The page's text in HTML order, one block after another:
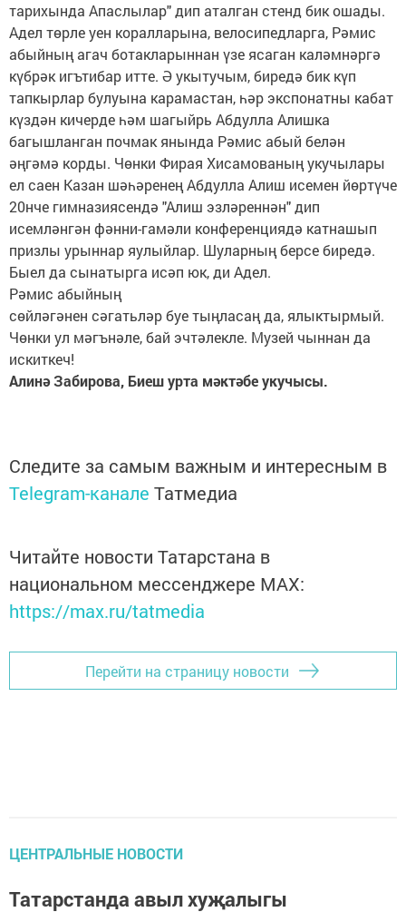
тарихында Апаслылар" дип аталган стенд бик ошады.
Адел төрле уен коралларына, велосипедларга, Рәмис
абыйның агач ботакларыннан үзе ясаган каләмнәргә
күбрәк игътибар итте. Ә укытучым, биредә бик күп
тапкырлар булуына карамастан, һәр экспонатны кабат
күздән кичерде һәм шагыйрь Абдулла Алишка
багышланган почмак янында Рәмис абый белән
әңгәмә корды. Чөнки Фирая Хисамованың укучылары
ел саен Казан шәһәренең Абдулла Алиш исемен йөртүче
20нче гимназиясендә "Алиш эзләреннән" дип
исемләнгән фәнни-гамәли конференциядә катнашып
призлы урыннар яулыйлар. Шуларның берсе биредә.
Быел да сынатырга исәп юк, ди Адел.
Рәмис абыйның
сөйләгәнен сәгатьләр буе тыңласаң да, ялыктырмый.
Чөнки ул мәгънәле, бай эчтәлекле. Музей чыннан да
искиткеч!
Алинә Забирова, Биеш урта мәктәбе укучысы.
Следите за самым важным и интересным в
Telegram-канале Татмедиа
Читайте новости Татарстана в
национальном мессенджере MАХ:
https://max.ru/tatmedia
Перейти на страницу новости
ЦЕНТРАЛЬНЫЕ НОВОСТИ
Татарстанда авыл хуҗалыгы